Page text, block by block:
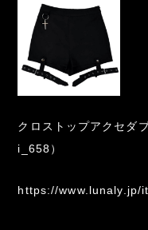
クロストップアクセダ
i_658）
https://www.lunaly.jp/